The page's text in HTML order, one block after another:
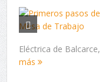
Eléctrica de
más